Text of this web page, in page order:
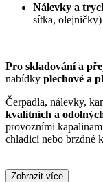
Nálevky a
sítka, olejničky)
Pro skladování a
nabídky plechové a
Čerpadla, nálevky,
kvalitních a
provozními
chladicí nebo brzdné
Zobrazit více